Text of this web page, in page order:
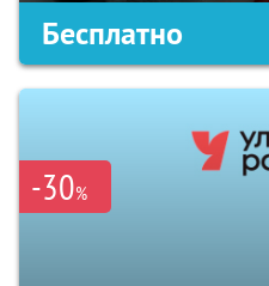
Бесплатно
-30%